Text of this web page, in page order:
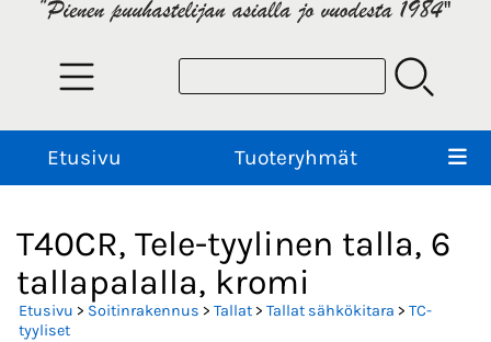
Etusivu Tuoteryhmät
T40CR, Tele-tyylinen talla, 6
tallapalalla, kromi
Etusivu > Soitinrakennus > Tallat> Tallat sähkökitara > TC-
tyyliset